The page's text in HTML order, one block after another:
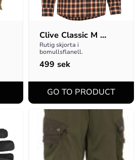
Clive Classic M
Skjorta
Rutig skjorta i
bomullsflanell.
499 sek